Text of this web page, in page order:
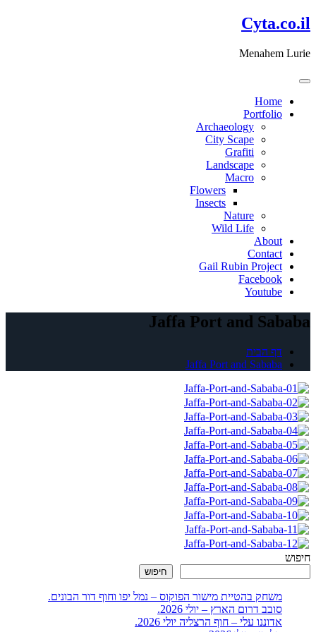
דלג
לתוכן
Cyta.co.il
Menahem Lurie
Home
Portfolio
Archaeology
City Scape
Grafiti
Landscape
Macro
Flowers
Insects
Nature
Wild Life
About
Contact
Gail Rubin Project
Facebook
Youtube
Jaffa Port and Sababa
דף הבית
Jaffa Port and Sababa
חיפוש
חיפוש
משחק בהטיית מישור הפוקוס – נמל יפו וחוף דור הבונים.
סובב דרום הארץ – יולי 2026.
אדוננו עלי – חוף הרצליה יולי 2026.